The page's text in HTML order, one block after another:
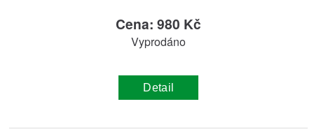
Cena: 980 Kč
Vyprodáno
Detail